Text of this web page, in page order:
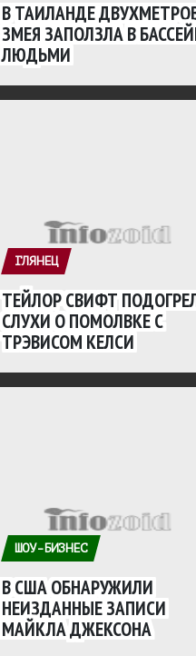
В ТАИЛАНДЕ
ЗМЕЯ ЗАПОЛЗЛА В
ЛЮДЬМИ
ГЛЯНЕЦ
ТЕЙЛОР СВИФТ
СЛУХИ О ПОМОЛВКЕ С
ТРЭВИСОМ КЕЛСИ
ШОУ-БИЗНЕС
В США ОБНАРУЖИЛИ
НЕИЗДАННЫЕ ЗАПИСИ
МАЙКЛА ДЖЕКСОНА